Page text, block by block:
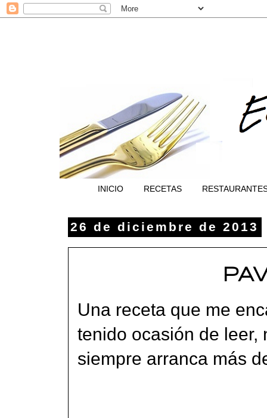
INICIO RECETAS
26 de diciembre de 2013
Una receta que me
tenido ocasión de leer,
siempre arranca más